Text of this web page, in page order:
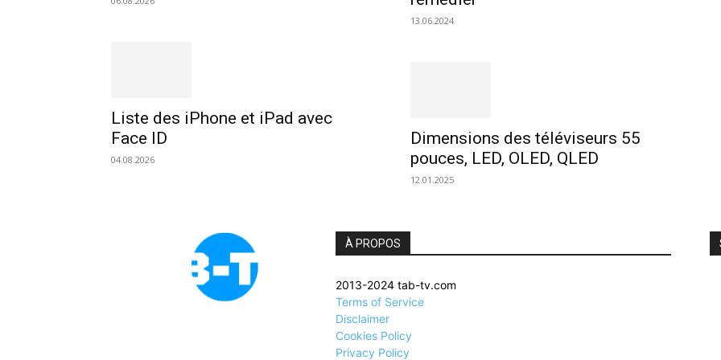
Liste des iPhone et iPad avec
Face ID
04.08.2026
13.06.2024
Dimensions des téléviseurs 55
pouces, LED, OLED, QLED
12.01.2025
À PROPOS
2013-2024 tab-tv.com
Terms of Service
Disclaimer
Cookies Policy
Privacy Policy